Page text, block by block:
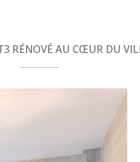
RÉNOVÉ AU CŒUR DU